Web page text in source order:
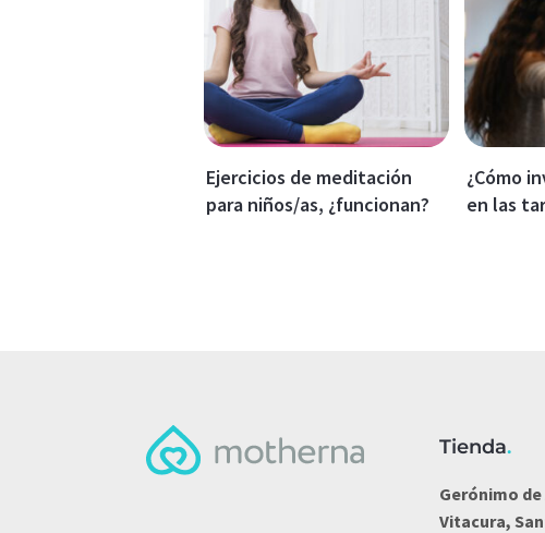
Ejercicios de meditación
para niños/as, ¿funcionan?
¿Cómo
en las
Tienda.
Gerónimo
Vitacura,